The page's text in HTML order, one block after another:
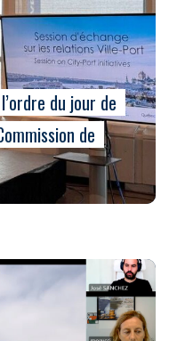
du jour de
de